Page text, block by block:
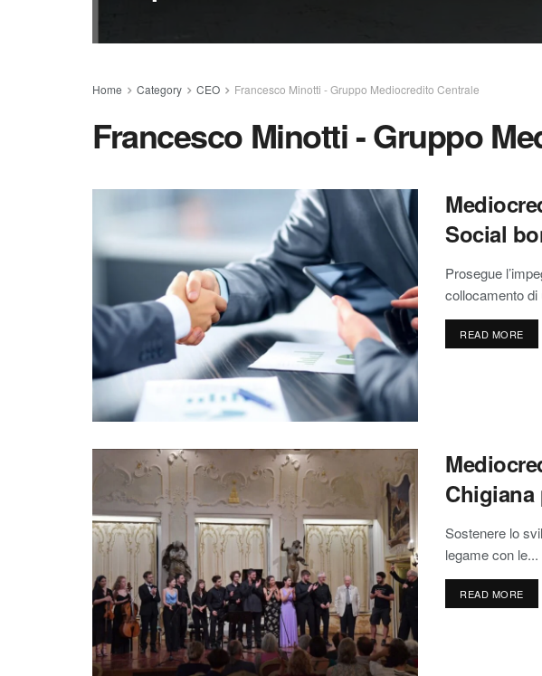
Home Category CEO Francesco Minotti - Gruppo Mediocredito Centrale
Francesco Minotti - Gruppo
Social
Prosegue
collocamento di
READ MORE
Sostenere lo
legame con le...
READ MORE